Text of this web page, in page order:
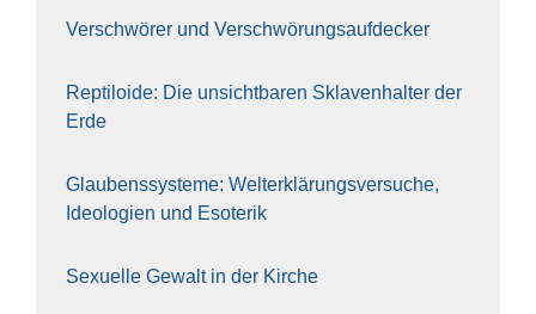
Ver­schwö­rer und Verschwörungs­aufdecker
Rep­ti­lo­ide: Die unsicht­ba­ren Skla­ven­hal­ter der
Erde
Glau­bens­sys­te­me: Welt­erklä­rungs­ver­su­che,
Ideo­lo­gien und Eso­te­rik
Sexu­el­le Gewalt in der Kir­che